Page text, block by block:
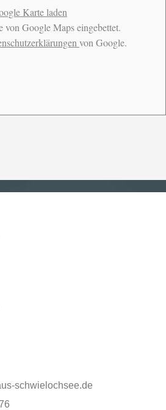
Karte laden
Google Maps eingebettet.
von Google.
schwielochsee.de